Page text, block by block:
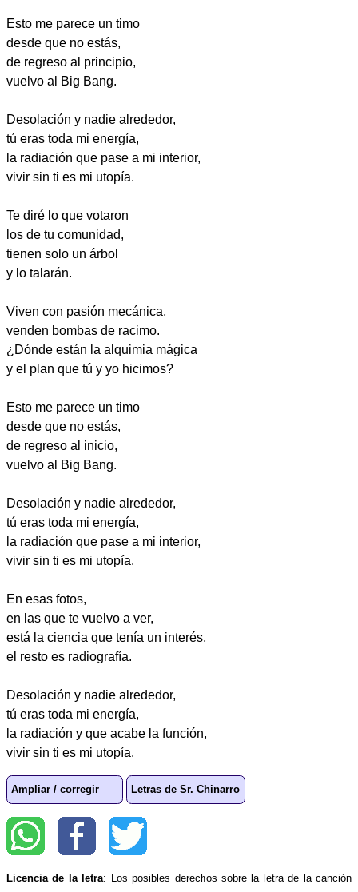
Esto me parece un timo
desde que no estás,
de regreso al principio,
vuelvo al Big Bang.
Desolación y nadie alrededor,
tú eras toda mi energía,
la radiación que pase a mi interior,
vivir sin ti es mi utopía.
Te diré lo que votaron
los de tu comunidad,
tienen solo un árbol
y lo talarán.
Viven con pasión mecánica,
venden bombas de racimo.
¿Dónde están la alquimia mágica
y el plan que tú y yo hicimos?
Esto me parece un timo
desde que no estás,
de regreso al inicio,
vuelvo al Big Bang.
Desolación y nadie alrededor,
tú eras toda mi energía,
la radiación que pase a mi interior,
vivir sin ti es mi utopía.
En esas fotos,
en las que te vuelvo a ver,
está la ciencia que tenía un interés,
el resto es radiografía.
Desolación y nadie alrededor,
tú eras toda mi energía,
la radiación y que acabe la función,
vivir sin ti es mi utopía.
Ampliar / corregir Letras de Sr. Chinarro
Licencia de la letra: Los posibles derechos sobre la letra de la canción